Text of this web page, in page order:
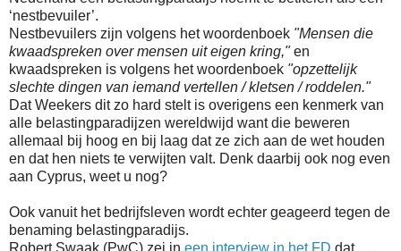
‘nestbevuiler’.
Nestbevuilers zijn volgens het woordenboek "Mensen die
kwaadspreken over mensen uit eigen kring,"en
kwaadspreken is volgens het woordenboek "opzettelijk
slechte dingen van iemand vertellen / kletsen / roddelen."
Dat Weekers dit zo hard stelt is overigens een kenmerk van
alle belastingparadijzen wereldwijd want die beweren
allemaal bij hoog en bij laag dat ze zich aan de wet houden
en dat hen niets te verwijten valt. Denk daarbij ook nog even
aan Cyprus, weet u nog?
Ook vanuit het bedrijfsleven wordt echter geageerd tegen de
benaming belastingparadijs.
Robert Swaak (PwC) zei in een interview in het FD dat . . .